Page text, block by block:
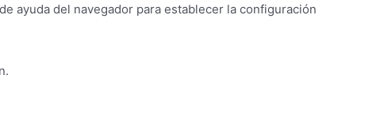
ayuda del navegador para establecer la configuración